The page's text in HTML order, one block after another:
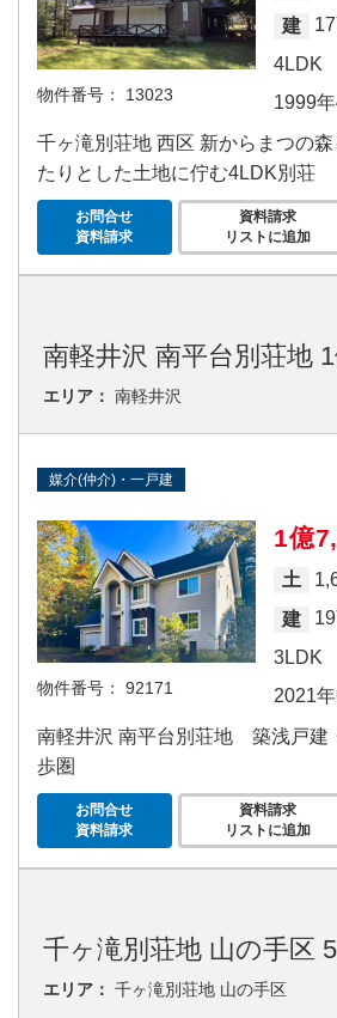
物件番号： 13023
建
4LDK
1999年
千ヶ滝別荘地 西区 新からまつの
たりとした土地に佇む4LDK別荘
お問合せ
資料請求
資料請求
リストに追加
南軽井沢 南平台別荘地
エリア： 南軽井沢
媒介(仲介)・一戸建
物件番号： 92171
1億
土
建
3LDK
2021年
南軽井沢 南平台別荘地 築浅戸建
歩圏
お問合せ
資料請求
資料請求
リストに追加
千ヶ滝別荘地 山の手区
エリア： 千ヶ滝別荘地 山の手区